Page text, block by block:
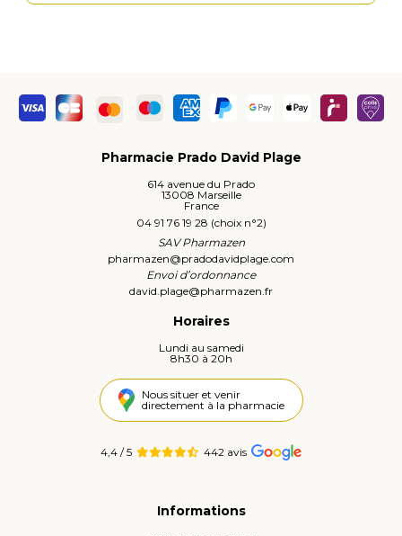
Pharmacie Prado David Plage
614 avenue du Prado
13008 Marseille
France
04 91 76 19 28 (choix n°2)
SAV Pharmazen
pharmazen@pradodavidplage.com
Envoi d’ordonnance
david.plage@pharmazen.fr
Horaires
Lundi au samedi
8h30 à 20h
Nous situer et venir
directement à la pharmacie
4,4 / 5 442 avis
Informations